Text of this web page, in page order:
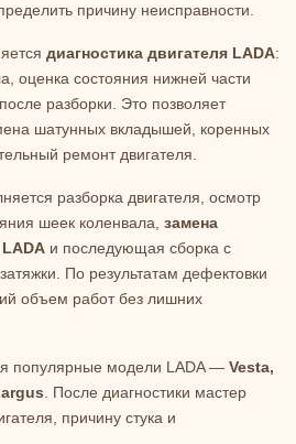
причину неисправности.
диагностика двигателя LADA:
оценка состояния нижней части
разборки. Это позволяет
шатунных вкладышей, коренных
ремонт двигателя.
разборка двигателя, осмотр
шеек коленвала, замена
и последующая сборка с
По результатам дефектовки
объем работ без лишних
популярные модели LADA — Vesta,
. После диагностики мастер
причину стука и